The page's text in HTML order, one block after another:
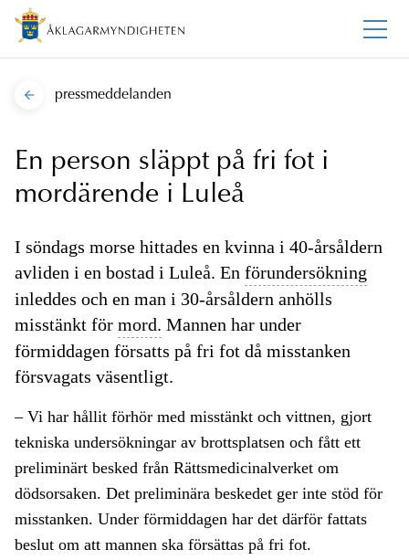
pressmeddelanden
En person släppt på fri fot i
mordärende i Luleå
I söndags morse hittades en kvinna i 40-årsåldern
avliden i en bostad i Luleå. En förundersökning
inleddes och en man i 30-årsåldern anhölls
misstänkt för mord. Mannen har under
förmiddagen försatts på fri fot då misstanken
försvagats väsentligt.
– Vi har hållit förhör med misstänkt och vittnen, gjort
tekniska undersökningar av brottsplatsen och fått ett
preliminärt besked från Rättsmedicinalverket om
dödsorsaken. Det preliminära beskedet ger inte stöd för
misstanken. Under förmiddagen har det därför fattats
beslut om att mannen ska försättas på fri fot.